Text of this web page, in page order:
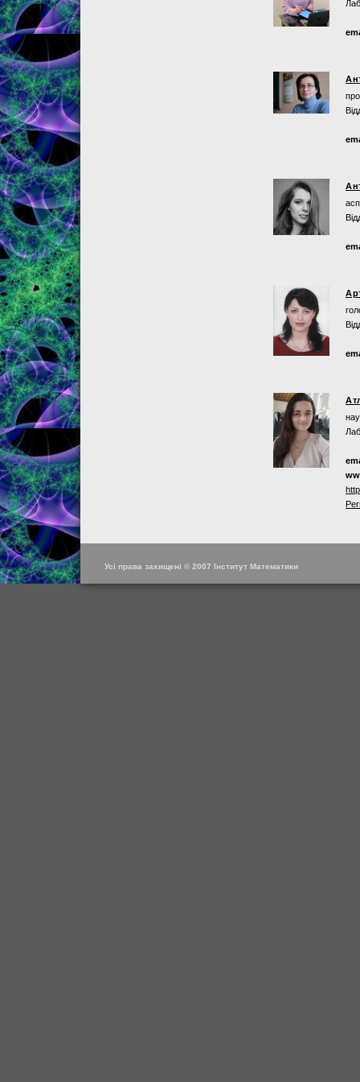
Усі права захищені © 2007 Інститут Математики